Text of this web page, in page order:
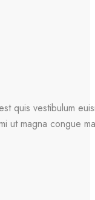
quis vestibulum
ut magna congue